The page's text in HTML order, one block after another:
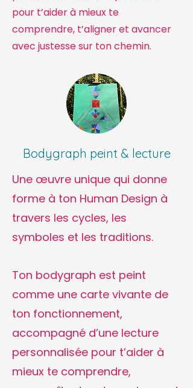
pour t’aider à mieux te
comprendre, t’aligner et avancer
avec justesse sur ton chemin.
Bodygraph peint & lecture
Une œuvre unique qui donne
forme à ton Human Design à
travers les cycles, les
symboles et les traditions.
Ton bodygraph est peint
comme une carte vivante de
ton fonctionnement,
accompagné d’une lecture
personnalisée pour t’aider à
mieux te comprendre,